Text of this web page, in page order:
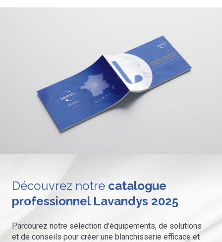
Découvrez notre catalogue
professionnel Lavandys 2025
Parcourez notre sélection d'équipements, de solutions
et de conseils pour créer une blanchisserie efficace et